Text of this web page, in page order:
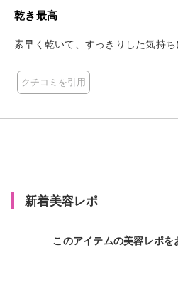
乾き最高
素早く乾いて、すっきりした気持
クチコミを引用
新着美容レポ
このアイテムの美容レポを